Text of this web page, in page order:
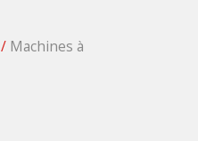
/ Machines à